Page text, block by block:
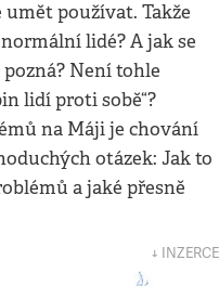
umět používat. Takže
lidé? A jak se
Není tohle
lidí proti sobě“?
na Máji je chování
otázek: Jak to
a jaké přesně
↓ INZERCE